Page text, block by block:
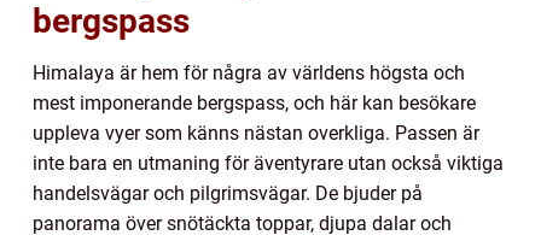
bergspass
Himalaya är hem för några av världens högsta och
mest imponerande bergspass, och här kan besökare
uppleva vyer som känns nästan overkliga. Passen är
inte bara en utmaning för äventyrare utan också viktiga
handelsvägar och pilgrimsvägar. De bjuder på
panorama över snötäckta toppar, djupa dalar och